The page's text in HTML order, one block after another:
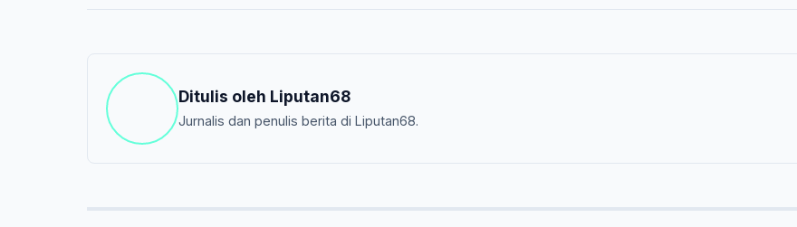
Ditulis oleh Liputan68
Jurnalis dan penulis berita di Liputan68.